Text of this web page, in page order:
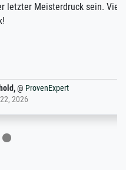
sein. Vielen